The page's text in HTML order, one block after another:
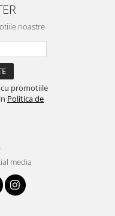
noastre
promotiile
Politica de
media